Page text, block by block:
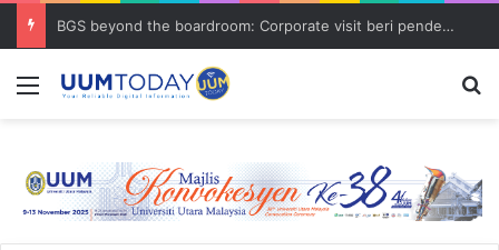
BGS beyond the boardroom: Corporate visit beri pendedahan dunia korporat kepada PELAJAR UUM
Menu